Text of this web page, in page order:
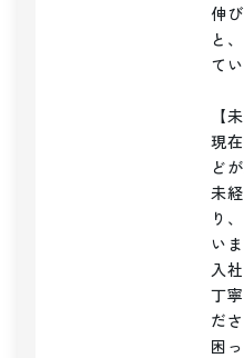
伸
と
て
【
現
ど
未
り
いま
入
丁
ださ
困